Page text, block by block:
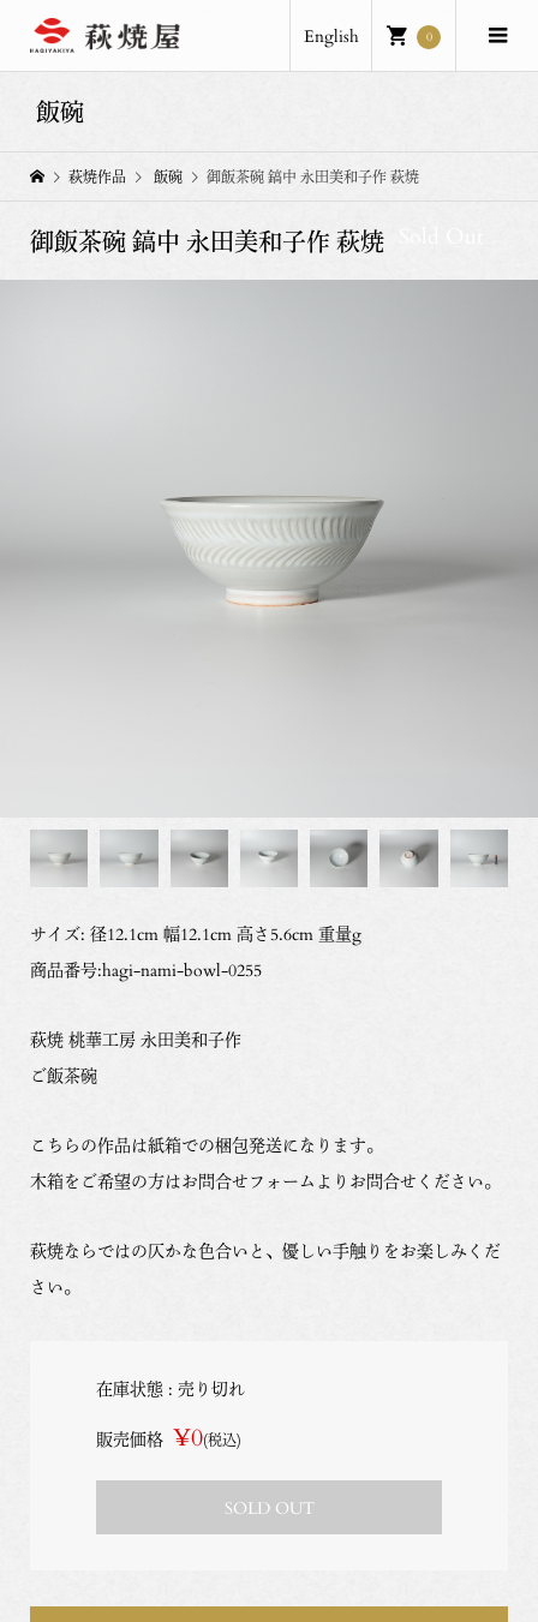
English 0
飯碗
萩焼作品 飯碗 御飯茶碗 鎬中 永田美和子作 萩焼
御飯茶碗 鎬中 永田美和子作 萩焼
サイズ: 径12.1cm 幅12.1cm 高さ5.6cm 重量g
商品番号:hagi-nami-bowl-0255
萩焼 桃華工房 永田美和子作
ご飯茶碗
こちらの作品は紙箱での梱包発送になります。
木箱をご希望の方はお問合せフォームよりお問合せください。
萩焼ならではの仄かな色合いと、優しい手触りをお楽しみくだ
さい。
在庫状態 : 売り切れ
販売価格 ¥0(税込)
SOLD OUT